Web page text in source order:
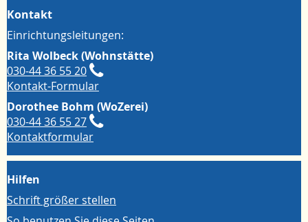
Kontakt
Einrichtungsleitungen:
Rita Wolbeck (Wohnstätte)
030-44 36 55 20
Kontakt-Formular
Dorothee Bohm (WoZerei)
030-44 36 55 27
Kontaktformular
Hilfen
Schrift größer stellen